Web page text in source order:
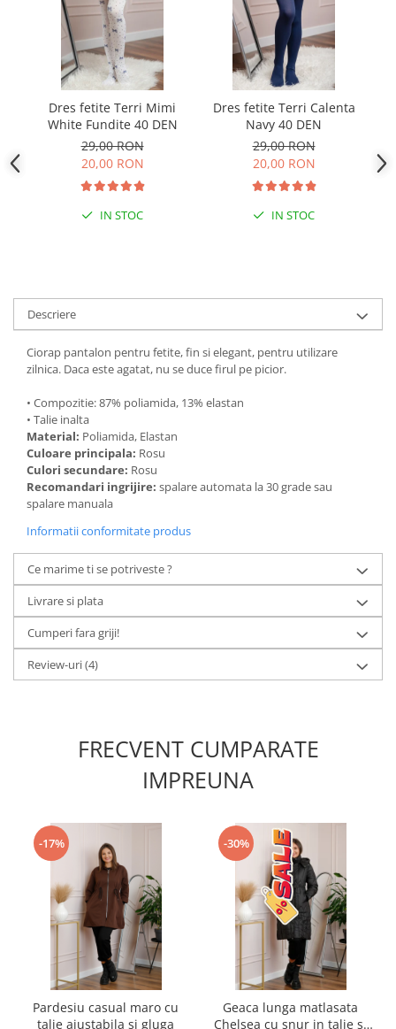
Dres fetite Terri Mimi
White Fundite 40 DEN
29,00 RON
20,00 RON
IN STOC
Dres fetite Terri Calenta
Navy 40 DEN
29,00 RON
20,00 RON
IN STOC
Descriere
Ciorap pantalon pentru fetite, fin si elegant, pentru utilizare
zilnica. Daca este agatat, nu se duce firul pe picior.
• Compozitie: 87% poliamida, 13% elastan
• Talie inalta
Material: Poliamida, Elastan
Culoare principala: Rosu
Culori secundare: Rosu
Recomandari ingrijire: spalare automata la 30 grade sau
spalare manuala
Informatii conformitate produs
Ce marime ti se potriveste ?
Livrare si plata
Cumperi fara griji!
Review-uri(4)
FRECVENT CUMPARATE
IMPREUNA
-17%
Pardesiu casual maro cu
talie ajustabila si gluga
-30%
Geaca lunga matlasata
Chelsea cu snur in talie si